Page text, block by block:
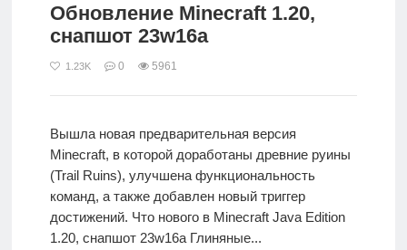
Обновление Minecraft 1.20,
снапшот 23w16a
1.23K 0 5961
Вышла новая предварительная версия
Minecraft, в которой доработаны древние руины
(Trail Ruins), улучшена функциональность
команд, а также добавлен новый триггер
достижений. Что нового в Minecraft Java Edition
1.20, снапшот 23w16a Глиняные...